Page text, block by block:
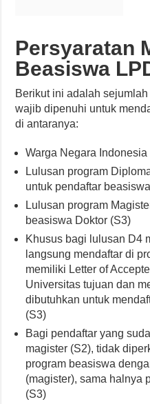
Persyaratan
Beasiswa
Berikut ini adalah
wajib dipenuhi untuk
di antaranya:
Warga Negara Indonesia
Lulusan program
untuk pendaftar
Lulusan program
beasiswa Doktor (S3)
Khusus bagi lulusan D4
langsung mendaftar di
memiliki Letter of
Universitas tujuan dan
dibutuhkan untuk
(S3)
Bagi pendaftar yang
magister (S2), tidak
program beasiswa
(magister), sama halnya
(S3)